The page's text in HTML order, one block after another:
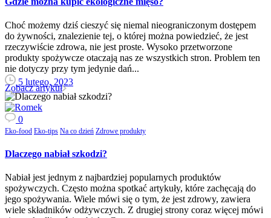
Choć możemy dziś cieszyć się niemal nieograniczonym dostępem
do żywności, znalezienie tej, o której można powiedzieć, że jest
rzeczywiście zdrowa, nie jest proste. Wysoko przetworzone
produkty spożywcze otaczają nas ze wszystkich stron. Problem ten
nie dotyczy przy tym jedynie dań...
5 lutego, 2023
Zobacz artykuł
0
Eko-food Eko-tips Na co dzień Zdrowe produkty
Dlaczego nabiał szkodzi?
Nabiał jest jednym z najbardziej popularnych produktów
spożywczych. Często można spotkać artykuły, które zachęcają do
jego spożywania. Wiele mówi się o tym, że jest zdrowy, zawiera
wiele składników odżywczych. Z drugiej strony coraz więcej mówi